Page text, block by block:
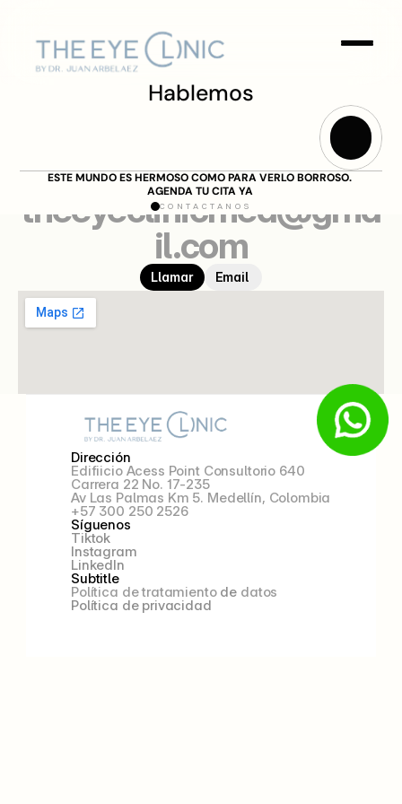
Hablemos
ESTE MUNDO ES HERMOSO COMO PARA VERLO BORROSO.
AGENDA TU CITA YA
CONTACTANOS
+57 300 250 2526
theeyeclinicmed@gma
il.com
Llamar Email
Dirección
Edifiicio Acess Point Consultorio 640
Carrera 22 No. 17-235
Av Las Palmas Km 5. Medellín, Colombia
+57 300 250 2526
Síguenos
Tiktok
Instagram
LinkedIn
Subtitle
Política de tratamiento de datos
Política de privacidad